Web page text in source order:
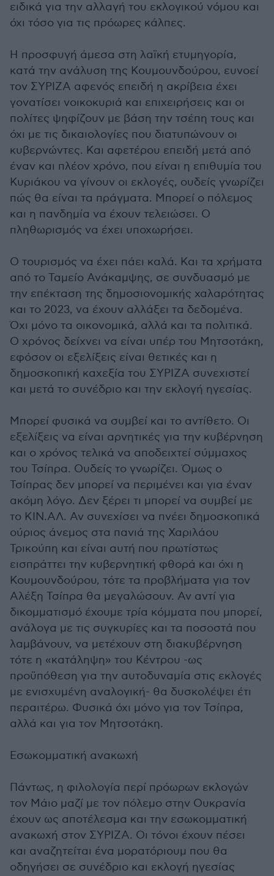
ειδικά για την αλλαγή του εκλογικού νόμου και
όχι τόσο για τις πρόωρες κάλπες.
Η προσφυγή άμεσα στη λαϊκή ετυμηγορία,
κατά την ανάλυση της Κουμουνδούρου, ευνοεί
τον ΣΥΡΙΖΑ αφενός επειδή η ακρίβεια έχει
γονατίσει νοικοκυριά και επιχειρήσεις και οι
πολίτες ψηφίζουν με βάση την τσέπη τους και
όχι με τις δικαιολογίες που διατυπώνουν οι
κυβερνώντες. Και αφετέρου επειδή μετά από
έναν και πλέον χρόνο, που είναι η επιθυμία του
Κυριάκου να γίνουν οι εκλογές, ουδείς γνωρίζει
πώς θα είναι τα πράγματα. Μπορεί ο πόλεμος
και η πανδημία να έχουν τελειώσει. Ο
πληθωρισμός να έχει υποχωρήσει.
Ο τουρισμός να έχει πάει καλά. Και τα χρήματα
από το Ταμείο Ανάκαμψης, σε συνδυασμό με
την επέκταση της δημοσιονομικής χαλαρότητας
και το 2023, να έχουν αλλάξει τα δεδομένα.
Όχι μόνο τα οικονομικά, αλλά και τα πολιτικά.
Ο χρόνος δείχνει να είναι υπέρ του Μητσοτάκη,
εφόσον οι εξελίξεις είναι θετικές και η
δημοσκοπική καχεξία του ΣΥΡΙΖΑ συνεχιστεί
και μετά το συνέδριο και την εκλογή ηγεσίας.
Μπορεί φυσικά να συμβεί και το αντίθετο. Οι
εξελίξεις να είναι αρνητικές για την κυβέρνηση
και ο χρόνος τελικά να αποδειχτεί σύμμαχος
του Τσίπρα. Ουδείς το γνωρίζει. Όμως ο
Τσίπρας δεν μπορεί να περιμένει και για έναν
ακόμη λόγο. Δεν ξέρει τι μπορεί να συμβεί με
το ΚΙΝ.ΑΛ. Αν συνεχίσει να πνέει δημοσκοπικά
ούριος άνεμος στα πανιά της Χαριλάου
Τρικούπη και είναι αυτή που πρωτίστως
εισπράττει την κυβερνητική φθορά και όχι η
Κουμουνδούρου, τότε τα προβλήματα για τον
Αλέξη Τσίπρα θα μεγαλώσουν. Αν αντί για
δικομματισμό έχουμε τρία κόμματα που μπορεί,
ανάλογα με τις συγκυρίες και τα ποσοστά που
λαμβάνουν, να μετέχουν στη διακυβέρνηση
τότε η «κατάληψη» του Κέντρου -ως
προϋπόθεση για την αυτοδυναμία στις εκλογές
με ενισχυμένη αναλογική- θα δυσκολέψει έτι
περαιτέρω. Φυσικά όχι μόνο για τον Τσίπρα,
αλλά και για τον Μητσοτάκη.
Εσωκομματική ανακωχή
Πάντως, η φιλολογία περί πρόωρων εκλογών
τον Μάιο μαζί με τον πόλεμο στην Ουκρανία
έχουν ως αποτέλεσμα και την εσωκομματική
ανακωχή στον ΣΥΡΙΖΑ. Οι τόνοι έχουν πέσει
και αναζητείται ένα μορατόριουμ που θα
οδηγήσει σε συνέδριο και εκλογή ηγεσίας